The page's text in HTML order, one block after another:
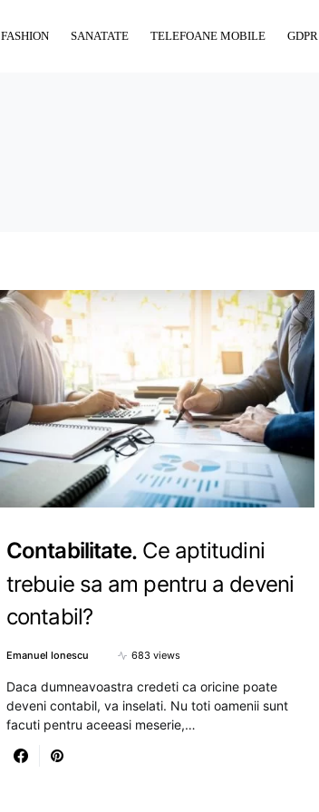
FASHION SANATATE TELEFOANE MOBILE GDPR
Contabilitate Ce aptitudini
trebuie sa am pentru a deveni
contabil?
Emanuel Ionescu 683 views
Daca dumneavoastra credeti ca oricine poate
deveni contabil, va inselati. Nu toti oamenii sunt
facuti pentru aceeasi meserie,…